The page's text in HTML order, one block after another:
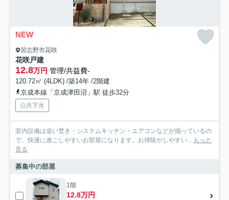
NEW
習志野市花咲
花咲戸建
12.8万円 管理/共益費-
120.72㎡ (4LDK) /築14年 /2階建
京成本線「京成津田沼」駅 徒歩32分
公共下水
室内設備は追い焚き・システムキッチン・エアコンなどが揃っているの
で、快適に過ごしやすいお部屋になります。お掃除がしやすい... もっと
見る
募集中の部屋
1階
12.8万円